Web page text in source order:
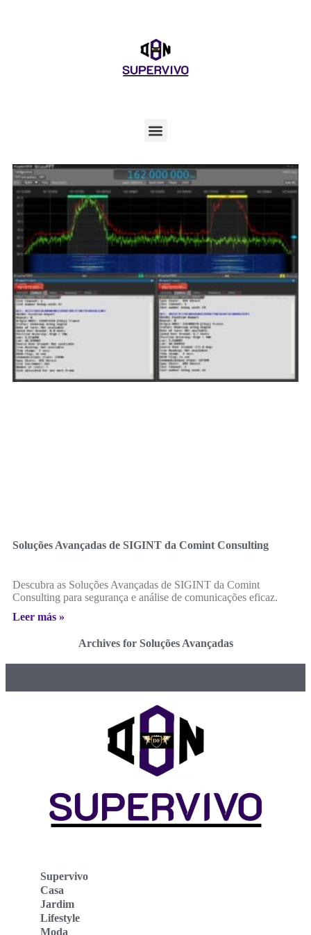
Soluções Avançadas de SIGINT da Comint Consulting
Descubra as Soluções Avançadas de SIGINT da Comint
Consulting para segurança e análise de comunicações eficaz.
Leer más »
Archives for Soluções Avançadas
Supervivo
Casa
Jardim
Lifestyle
Moda